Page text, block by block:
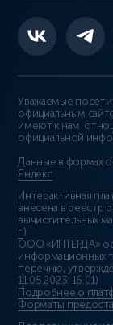
Уважаемые
официальным
имеют к нам
официальной
Данные в формах
Яндекс
Интерактивная
внесена в реестр
вычислительных
г.).
ООО «ИНТЕРДА»
информационных
перечню,
11.05.2023: 16.01)
Подробнее о
Форматы